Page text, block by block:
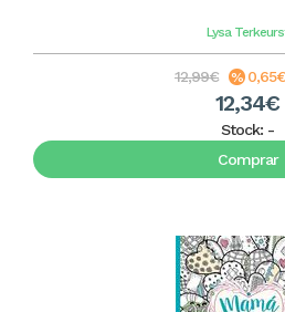
Lysa
12,99€
12,34€
Stock: -
Comprar